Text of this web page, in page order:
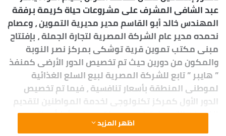
عبد الشافى المشرف على مشروعات حياة كريمة برفقة
المهندس خالد أبو القاسم مدير مديرية التموين ، وعصام
نحمده مدير عام الشركة المصرية لتجارة الجملة ، بإفتتاح
مبنى مكتب تموين قرية توشكى بمركز نصر النوبة
والمكون من دورين حيث تم تخصيص الدور الأرضى كمنفذ
” هايبر ” تابع للشركة المصرية لبيع السلع الغذائية
لموطنى المنطقة بأسعار تنافسية ، فيما تم تخصيص
الدور الأول كمركز تكنولوجى لخدمة المواطنين لتقديم
الخدمات التموينية فى سهولة ويسر ، وأيضاً مكتب
للتموين وذلك بتكلفة إجمالية 5.5 مليون جنيه ، وعلى اظهر المزيد